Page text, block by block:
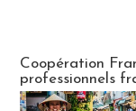
Coopération
professionnels